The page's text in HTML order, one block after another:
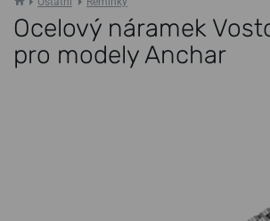
Ocelový náramek
pro modely Anchar